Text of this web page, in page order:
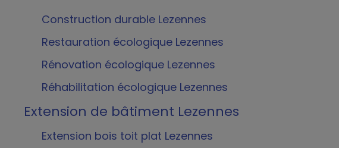
Construction durable Lezennes
Restauration écologique Lezennes
Rénovation écologique Lezennes
Réhabilitation écologique Lezennes
Extension de bâtiment Lezennes
Extension bois toit plat Lezennes